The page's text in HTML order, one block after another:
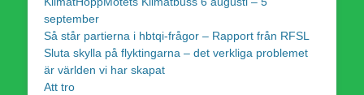
september
Så står partierna i hbtqi-frågor – Rapport från RFSL
Sluta skylla på flyktingarna – det verkliga problemet
är världen vi har skapat
Att tro